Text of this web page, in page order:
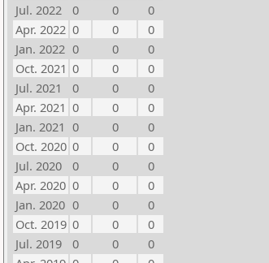
Jul. 2022
0 0
0
Apr. 2022 0 0
0
Jan. 2022 0 0
0
Oct. 2021 0 0
0
Jul. 2021
0 0
0
Apr. 2021 0 0
0
Jan. 2021 0 0
0
Oct. 2020 0 0
0
Jul. 2020
0 0
0
Apr. 2020 0 0
0
Jan. 2020 0 0
0
Oct. 2019 0 0
0
Jul. 2019
0 0
0